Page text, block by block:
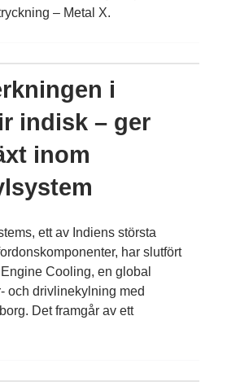
– Metal X.
i
indisk – ger
inom
ett av Indiens största
har slutfört
Cooling, en global
och drivlinekylning med
Det framgår av ett